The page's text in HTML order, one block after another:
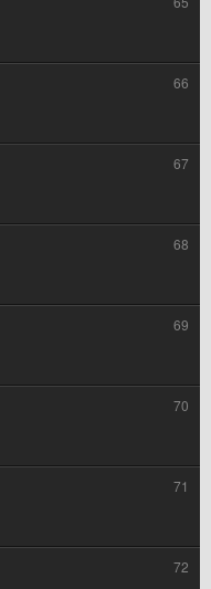
66
67
68
69
70
71
72